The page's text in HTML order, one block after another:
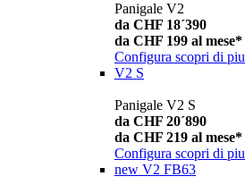
Panigale V2
da CHF 18´390
da CHF 199 al mese*
Configura scopri di piu
V2 S
Panigale V2 S
da CHF 20´890
da CHF 219 al mese*
Configura scopri di piu
new V2 FB63